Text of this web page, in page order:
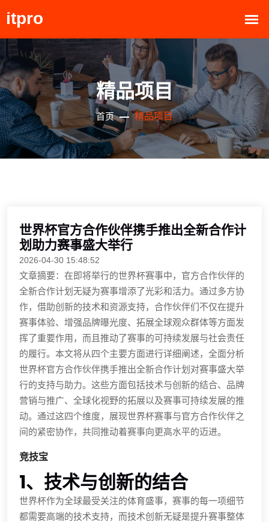
精品项目
首页 精品项目
世界杯官方合作伙伴携手推出全新合作计
划助力赛事盛大举行
2026-04-30 15:48:52
文章摘要：在即将举行的世界杯赛事中，官方合作伙伴的
全新合作计划无疑为赛事增添了光彩和活力。通过多方协
作，借助创新的技术和资源支持，合作伙伴们不仅在提升
赛事体验、增强品牌曝光度、拓展全球观众群体等方面发
挥了重要作用，而且推动了赛事的可持续发展与社会责任
的履行。本文将从四个主要方面进行详细阐述，全面分析
世界杯官方合作伙伴携手推出全新合作计划对赛事盛大举
行的支持与助力。这些方面包括技术与创新的结合、品牌
营销与推广、全球化视野的拓展以及赛事可持续发展的推
动。通过这四个维度，展现世界杯赛事与官方合作伙伴之
间的紧密协作，共同推动着赛事向更高水平的迈进。
竞技宝
1、技术与创新的结合
世界杯作为全球最受关注的体育盛事，赛事的每一项细节
都需要高端的技术支持，而技术创新无疑是提升赛事整体